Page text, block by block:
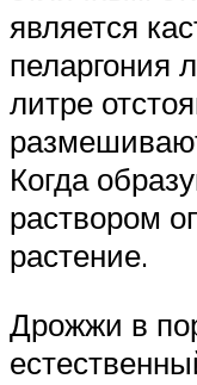
является
пеларгония
литре
Когда
раствором
растение.
Дрожжи в